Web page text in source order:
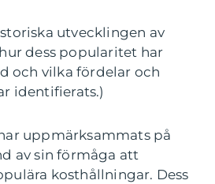
utvecklingen av
dess popularitet har
och vilka fördelar och
identifierats.)
uppmärksammats på
av sin förmåga att
kosthållningar. Dess